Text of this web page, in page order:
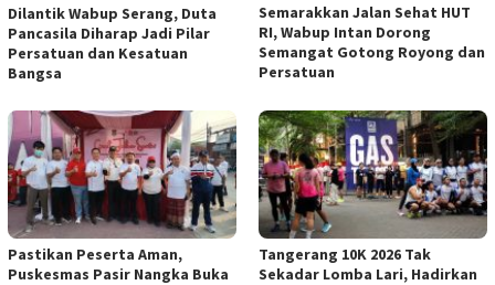
Dilantik Wabup Serang, Duta
Pancasila Diharap Jadi Pilar
Persatuan dan Kesatuan
Bangsa
Semarakkan Jalan Sehat HUT
RI, Wabup Intan Dorong
Semangat Gotong Royong dan
Persatuan
Pastikan Peserta Aman,
Puskesmas Pasir Nangka Buka
Tangerang 10K 2026 Tak
Sekadar Lomba Lari, Hadirkan